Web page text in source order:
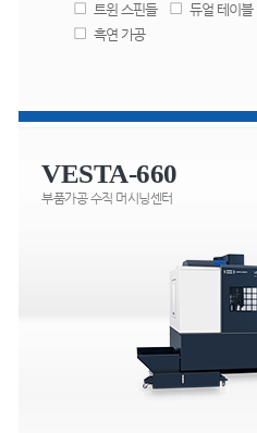
트윈 스핀들
듀얼 테이블
흑연 가공
VESTA-660
부품가공 수직 머시닝센터